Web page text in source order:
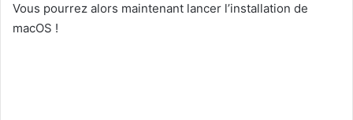
Vous pourrez alors maintenant lancer l’installation de
macOS !